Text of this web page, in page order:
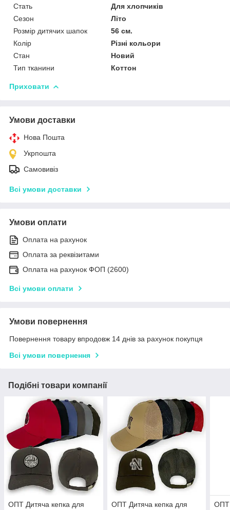
Стать
Для хлопчиків
Сезон
Літо
Розмір дитячих шапок
56 см.
Колір
Різні кольори
Стан
Новий
Тип тканини
Коттон
Приховати
Умови доставки
Нова Пошта
Укрпошта
Самовивіз
Всі умови доставки
Умови оплати
Оплата на рахунок
Оплата за реквізитами
Оплата на рахунок ФОП (2600)
Всі умови оплати
Умови повернення
Повернення товару впродовж 14 днів за рахунок покупця
Всі умови повернення
Подібні товари компанії
ОПТ Дитяча кепка для
ОПТ Дитяча кепка для
ОПТ